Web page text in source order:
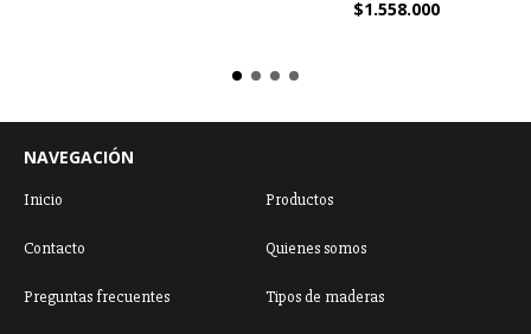
$1.558.000
NAVEGACIÓN
Inicio Productos
Contacto Quienes somos
Preguntas frecuentes Tipos de maderas